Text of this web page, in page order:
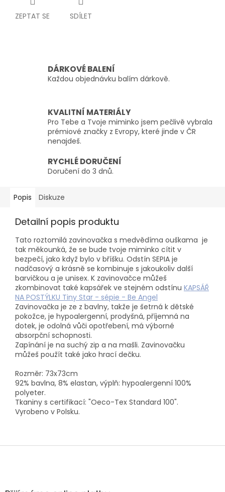
ZEPTAT SE SDÍLET
DÁRKOVÉ BALENÍ
Každou objednávku balím dárkově.
KVALITNÍ MATERIÁLY
Pro Tebe a Tvoje miminko jsem pečlivě vybrala
prémiové značky z Evropy, které jinde v ČR
nenajdeš.
RYCHLÉ DORUČENÍ
Doručení do 3 dnů.
Popis Diskuze
Detailní popis produktu
Tato roztomilá zavinovačka s medvědíma ouškama je
tak měkounká, že se bude tvoje miminko cítit v
bezpečí, jako když bylo v bříšku. Odstín SEPIA je
nadčasový a krásně se kombinuje s jakoukoliv další
barvičkou a je unisex. K zavinovačce můžeš
zkombinovat také kapsářek ve stejném odstínu KAPSÁŘ
NA POSTÝLKU Tiny Star - sépie - Be Angel
Zavinovačka je ze z bavlny, takže je šetrná k dětské
pokožce, je hypoalergenní, prodyšná, příjemná na
dotek, je odolná vůči opotřebení, má výborné
absorpční schopnosti.
Zapínání je na suchý zip a na mašli. Zavinovačku
můžeš použít také jako hrací dečku.
Rozměr: 73x73cm
92% bavlna, 8% elastan, výplň: hypoalergenní 100%
polyeter.
Tkaniny s certifikací: "Oeco-Tex Standard 100".
Vyrobeno v Polsku.
Z